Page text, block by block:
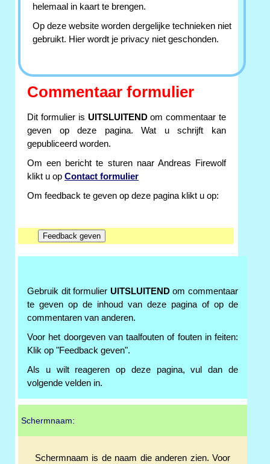
helemaal in kaart te brengen.
Op deze website worden dergelijke technieken niet
gebruikt. Hier wordt je privacy niet geschonden.
Commentaar formulier
Dit formulier is UITSLUITENDom commentaar te
geven op deze pagina. Wat u schrijft kan
gepubliceerd worden.
Om een bericht te sturen naar Andreas Firewolf
klikt u op Contact formulier
Om feedback te geven op deze pagina klikt u op:
Gebruik dit formulier UITSLUITENDom commentaar
te geven op de inhoud van deze pagina of op de
commentaren van anderen.
Voor het doorgeven van taalfouten of fouten in feiten:
Klik op "Feedback geven".
Als u wilt reageren op deze pagina, vul dan de
volgende velden in.
Schermnaam:
Schermnaam is de naam die anderen zien. Voor